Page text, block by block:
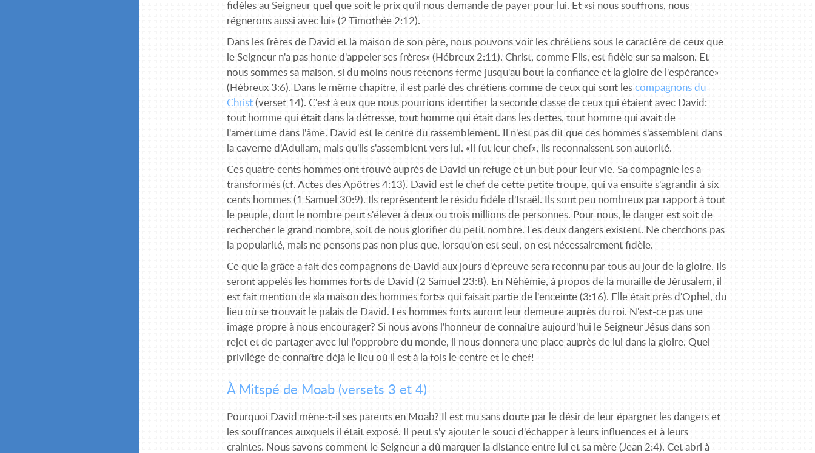
fidèles au Seigneur quel que soit le prix qu'il nous demande de payer pour lui. Et «si nous souffrons, nous
régnerons aussi avec lui» (2 Timothée 2:12).
Dans les frères de David et la maison de son père, nous pouvons voir les chrétiens sous le caractère de ceux que
le Seigneur n'a pas honte d'appeler ses frères» (Hébreux 2:11). Christ, comme Fils, est fidèle sur sa maison. Et
nous sommes sa maison, si du moins nous retenons ferme jusqu'au bout la confiance et la gloire de l'espérance»
(Hébreux 3:6). Dans le même chapitre, il est parlé des chrétiens comme de ceux qui sont lescompagnons du
Christ (verset 14). C'est à eux que nous pourrions identifier la seconde classe de ceux qui étaient avec David:
tout homme qui était dans la détresse, tout homme qui était dans les dettes, tout homme qui avait de
l'amertume dans l'âme. David est le centre du rassemblement. Il n'est pas dit que ces hommes s'assemblent dans
la caverne d'Adullam, mais qu'ils s'assemblent vers lui. «Il fut leur chef», ils reconnaissent son autorité.
Ces quatre cents hommes ont trouvé auprès de David un refuge et un but pour leur vie. Sa compagnie les a
transformés (cf. Actes des Apôtres 4:13). David est le chef de cette petite troupe, qui va ensuite s'agrandir à six
cents hommes (1 Samuel 30:9). Ils représentent le résidu fidèle d'Israël. Ils sont peu nombreux par rapport à tout
le peuple, dont le nombre peut s'élever à deux ou trois millions de personnes. Pour nous, le danger est soit de
rechercher le grand nombre, soit de nous glorifier du petit nombre. Les deux dangers existent. Ne cherchons pas
la popularité, mais ne pensons pas non plus que, lorsqu'on est seul, on est nécessairement fidèle.
Ce que la grâce a fait des compagnons de David aux jours d'épreuve sera reconnu par tous au jour de la gloire. Ils
seront appelés les hommes forts de David (2 Samuel 23:8). En Néhémie, à propos de la muraille de Jérusalem, il
est fait mention de «la maison des hommes forts» qui faisait partie de l'enceinte (3:16). Elle était près d'Ophel, du
lieu où se trouvait le palais de David. Les hommes forts auront leur demeure auprès du roi. N'est-ce pas une
image propre à nous encourager? Si nous avons l'honneur de connaître aujourd'hui le Seigneur Jésus dans son
rejet et de partager avec lui l'opprobre du monde, il nous donnera une place auprès de lui dans la gloire. Quel
privilège de connaître déjà le lieu où il est à la fois le centre et le chef!
À Mitspé de Moab (versets 3 et 4)
Pourquoi David mène-t-il ses parents en Moab? Il est mu sans doute par le désir de leur épargner les dangers et
les souffrances auxquels il était exposé. Il peut s'y ajouter le souci d'échapper à leurs influences et à leurs
craintes. Nous savons comment le Seigneur a dû marquer la distance entre lui et sa mère (Jean 2:4). Cet abri à